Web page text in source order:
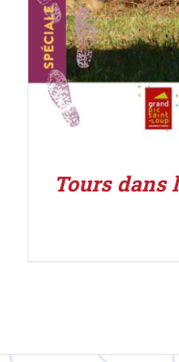
Tours dans